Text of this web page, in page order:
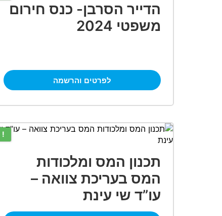
הדייר הסרבן- כנס חירום
משפטי 2024
לפרטים והרשמה
!
תכנון המס ומלכודות
המס בעריכת צוואה –
עו”ד שי עינת